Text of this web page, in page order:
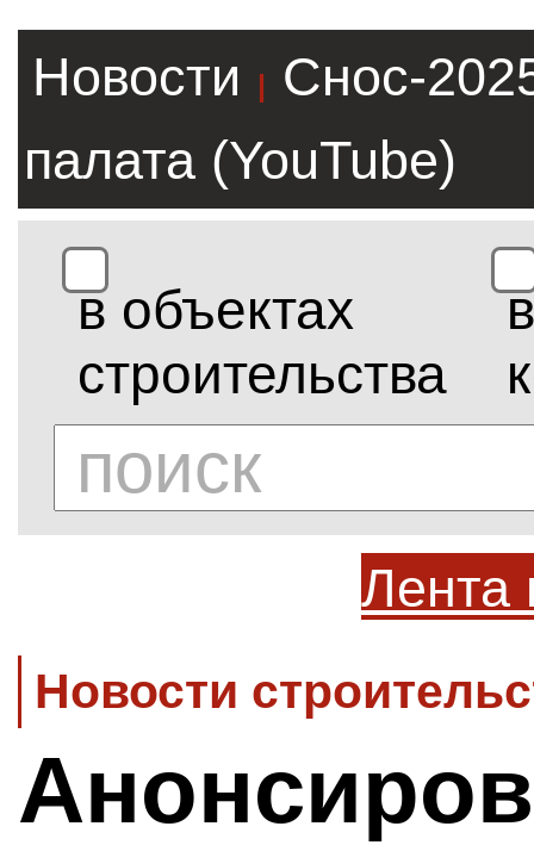
Новости |
Снос-
палата (YouTube)
в объектах
строительства
в
Лента
Новости